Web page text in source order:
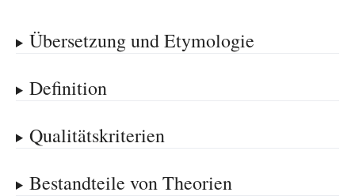
Übersetzung und Etymologie
Definition
Qualitätskriterien
Bestandteile von Theorien